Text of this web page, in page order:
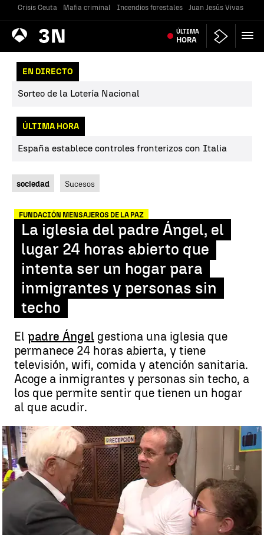
Crisis Ceuta Mafia criminal Incendios forestales Juan Jesús Vivas
Antena
3 Noticias ÚLTIMA
HORA
EN DIRECTO
Sorteo de la Lotería Nacional
ÚLTIMA HORA
España establece controles fronterizos con Italia
sociedad Sucesos
FUNDACIÓN MENSAJEROS DE LA PAZ
La iglesia del padre Ángel, el
lugar 24 horas abierto que
intenta ser un hogar para
inmigrantes y personas sin
techo
El padre Ángel gestiona una iglesia que
permanece 24 horas abierta, y tiene
televisión, wifi, comida y atención sanitaria.
Acoge a inmigrantes y personas sin techo, a
los que permite sentir que tienen un hogar
al que acudir.
La iglesia del padre Ángel, el lugar 24 horas abierto que intenta ser
un hogar para inmigrantes y personas sin techo |
Antena3.com
Antena 3 Noticias Madrid